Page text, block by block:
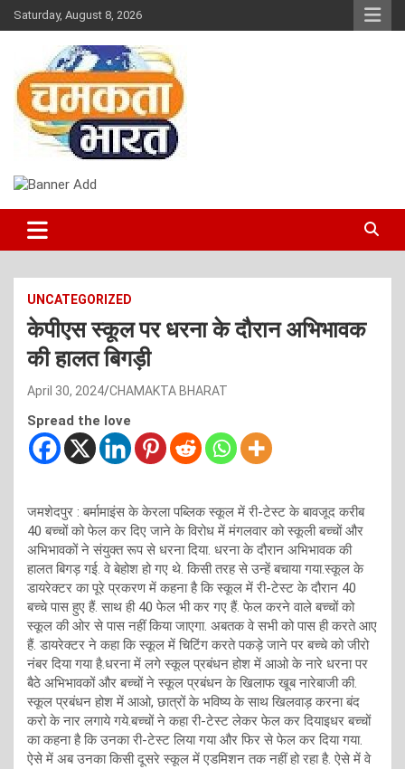
Skip
to
Saturday, August 8, 2026
CHAMAKTA BHARAT
UNCATEGORIZED
केपीएस स्कूल पर धरना के दौरान अभिभावक
की हालत बिगड़ी
April 30, 2024 CHAMAKTA BHARAT
Spread the love
जमशेदपुर : बर्मामाइंस के केरला पब्लिक स्कूल में री-टेस्ट के बावजूद करीब
40 बच्चों को फेल कर दिए जाने के विरोध में मंगलवार को स्कूली बच्चों और
अभिभावकों ने संयुक्त रूप से धरना दिया. धरना के दौरान अभिभावक की
हालत बिगड़ गई. वे बेहोश हो गए थे. किसी तरह से उन्हें बचाया गया.स्कूल के
डायरेक्टर का पूरे प्रकरण में कहना है कि स्कूल में री-टेस्ट के दौरान 40
बच्चे पास हुए हैं. साथ ही 40 फेल भी कर गए हैं. फेल करने वाले बच्चों को
स्कूल की ओर से पास नहीं किया जाएगा. अबतक वे सभी को पास ही करते आए
हैं. डायरेक्टर ने कहा कि स्कूल में चिटिंग करते पकड़े जाने पर बच्चे को जीरो
नंबर दिया गया है.धरना में लगे स्कूल प्रबंधन होश में आओ के नारे धरना पर
बैठे अभिभावकों और बच्चों ने स्कूल प्रबंधन के खिलाफ खूब नारेबाजी की.
स्कूल प्रबंधन होश में आओ, छात्रों के भविष्य के साथ खिलवाड़ करना बंद
करो के नार लगाये गये.बच्चों ने कहा री-टेस्ट लेकर फेल कर दियाइधर बच्चों
का कहना है कि उनका री-टेस्ट लिया गया और फिर से फेल कर दिया गया.
ऐसे में अब उनका किसी दूसरे स्कूल में एडमिशन तक नहीं हो रहा है. ऐसे में वे